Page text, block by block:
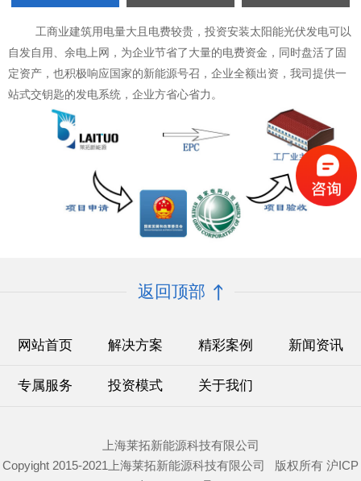
工商业建筑用电量大且电费较贵，投资安装太阳能光伏发电可以
自发自用、余电上网，为企业节省了大量的电费资金，同时盘活了固
定资产，也积极响应国家的新能源号召，企业全额出资，我司提供一
站式交钥匙的发电系统，企业方省心省力。
返回顶部
网站首页 解决方案 精彩案例 新闻资讯
专属服务 投资模式 关于我们
上海莱拓新能源科技有限公司
Copyight 2015-2021上海莱拓新能源科技有限公司 版权所有 沪ICP